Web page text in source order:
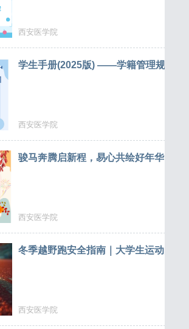
西安医学院
学生手册(2025版) ——学籍管理规定
西安医学院
骏马奔腾启新程，易心共绘好年华
西安医学院
冬季越野跑安全指南｜大学生运动防护
西安医学院